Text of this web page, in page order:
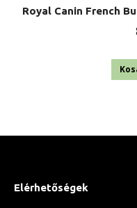
Royal Canin French
Elérhetőségek